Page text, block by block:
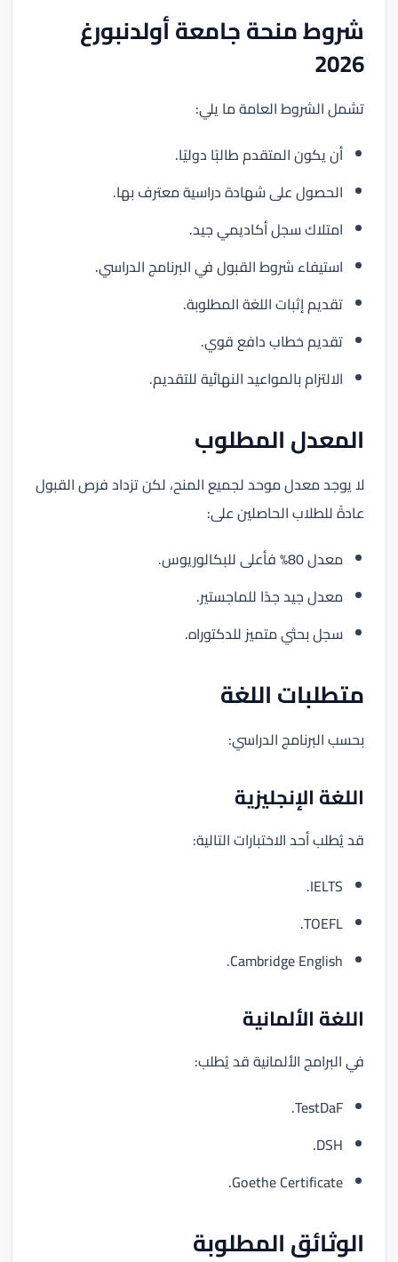
شروط منحة جامعة أولدنبورغ
2026
تشمل الشروط العامة ما يلي:
أن يكون المتقدم طالبًا دوليًا.
الحصول على شهادة دراسية معترف بها.
امتلاك سجل أكاديمي جيد.
استيفاء شروط القبول في البرنامج الدراسي.
تقديم إثبات اللغة المطلوبة.
تقديم خطاب دافع قوي.
الالتزام بالمواعيد النهائية للتقديم.
المعدل المطلوب
لا يوجد معدل موحد لجميع المنح، لكن تزداد فرص القبول
عادةً للطلاب الحاصلين على:
معدل 80% فأعلى للبكالوريوس.
معدل جيد جدًا للماجستير.
سجل بحثي متميز للدكتوراه.
متطلبات اللغة
بحسب البرنامج الدراسي:
اللغة الإنجليزية
قد يُطلب أحد الاختبارات التالية:
IELTS.
TOEFL.
Cambridge English.
اللغة الألمانية
في البرامج الألمانية قد يُطلب:
TestDaF.
DSH.
Goethe Certificate.
الوثائق المطلوبة